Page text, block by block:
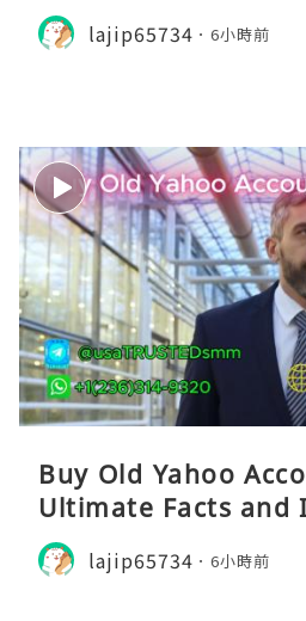
lajip65734 6小時前
Buy Old Yahoo
Ultimate Facts and
lajip65734 6小時前